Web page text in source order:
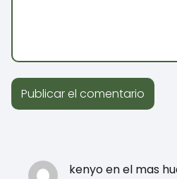
kenyo en el mas